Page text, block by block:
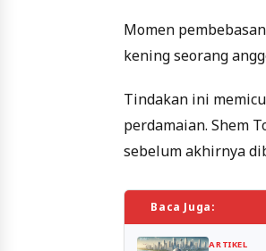
Momen
kening seorang
Tindakan ini
perdamaian. Shem
sebelum akhirnya
Baca Juga:
ARTIKEL